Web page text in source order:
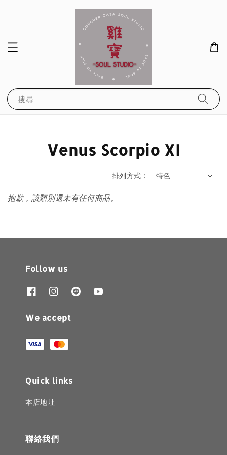
搜尋
Venus Scorpio XI
排列方式 :
抱歉，該類別還未有任何商品。
Follow us
We accept
Quick links
本店地址
聯絡我們